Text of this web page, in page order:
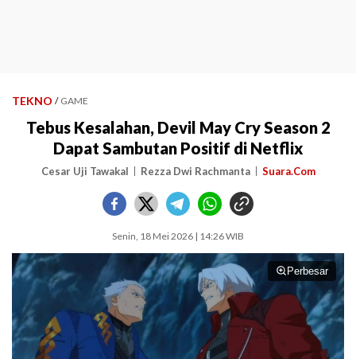
TEKNO / GAME
Tebus Kesalahan, Devil May Cry Season 2
Dapat Sambutan Positif di Netflix
Cesar Uji Tawakal Rezza Dwi Rachmanta Suara.Com
Senin, 18 Mei 2026 | 14:26 WIB
Perbesar